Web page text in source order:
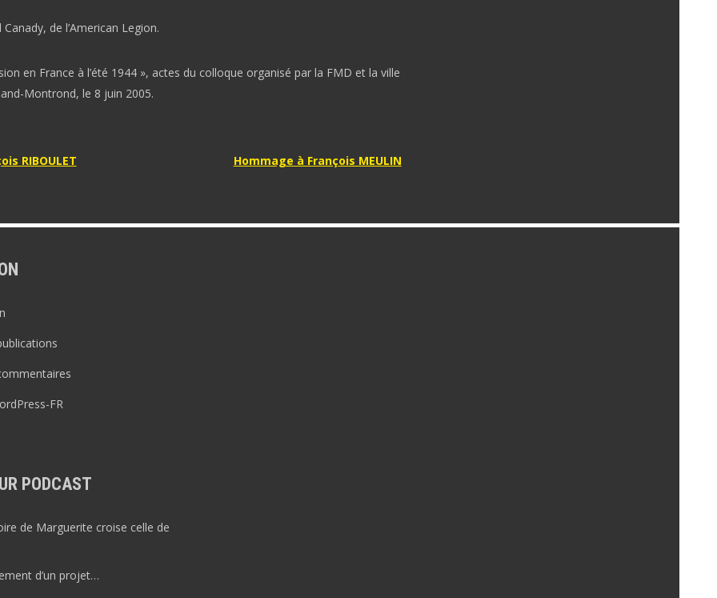
de l’American Legion.
en France à l’été 1944 », actes du colloque organisé par la FMD et la ville
Montrond, le 8 juin 2005.
RIBOULET Hommage à François MEULIN
FR
PODCAST
de Marguerite croise celle de
d’un projet…